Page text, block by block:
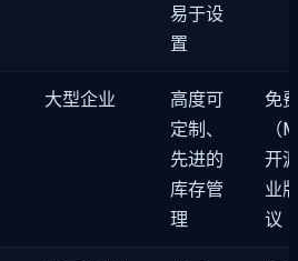
易于设
置
大型企业
高度可
定制、
先进的
库存管
理
免
（
开
业
议